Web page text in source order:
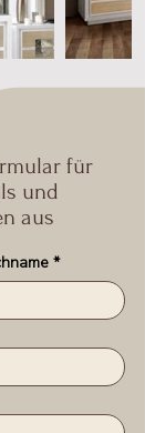
für
und
aus
*